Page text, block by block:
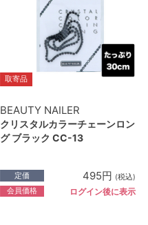
取寄品
BEAUTY NAILER
クリスタルカラーチェーンロン
グ ブラック CC-13
定価 495円 (税込)
会員価格 ログイン後に表示